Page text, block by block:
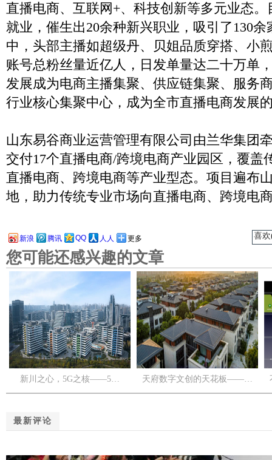
直播电商、互联网+、科技创新等多元业态。
就业，催生出20余种新兴职业，吸引了130
中，头部主播如超级丹、贝姐品质穿搭、小
账号总粉丝量近亿人，日发单量达二十万单
发展成为电商主播集聚、供应链集聚、服务
行业核心集聚中心，成为全市直播电商发展
山东易谷商业运营管理有限公司由兰华集团
交付17个直播电商/跨境电商产业园区，覆盖
直播电商、跨境电商等产业型态。项目遍布
地，助力传统专业市场向直播电商、跨境电
新浪 腾讯 QQ 人人 更多 喜
您可能还感兴趣的文章
新川之心，5G之核——5… 天府数字文创的天花板——…
最新评论